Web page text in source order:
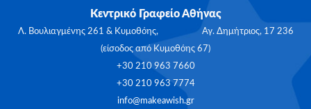
Κεντρικό Γραφείο Αθήνας
Λ. Βουλιαγμένης 261 & Κυμοθόης, Αγ. Δημήτριος, 17 236
(είσοδος από Κυμοθόης 67)
+30 210 963 7660
+30 210 963 7774
info@makeawish.gr